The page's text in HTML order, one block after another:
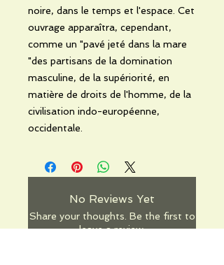
noire, dans le temps et l'espace. Cet
ouvrage apparaîtra, cependant,
comme un "pavé jeté dans la mare
"des partisans de la domination
masculine, de la supériorité, en
matière de droits de l'homme, de la
civilisation indo-européenne,
occidentale.
No Reviews Yet
Share your thoughts. Be the first to
leave a review.